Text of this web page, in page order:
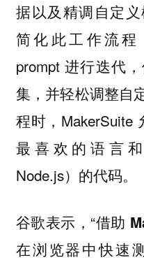
据以及精调自定
简化此工作流
prompt 进行迭代
集，并轻松调整自
程时，MakerSuite
最喜欢的语言
Node.js）的代码。
谷歌表示，“借助
在浏览器中快速